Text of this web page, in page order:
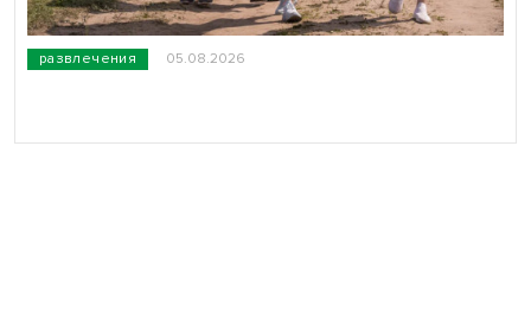
развлечения 05.08.2026